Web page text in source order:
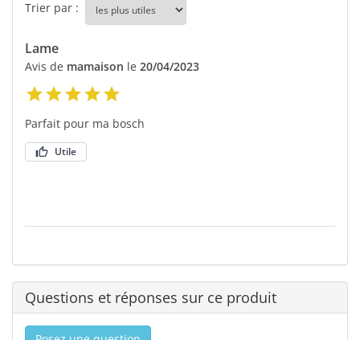
Trier par :
Lame
Avis de mamaison le 20/04/2023
Parfait pour ma bosch
Utile
Questions et réponses sur ce produit